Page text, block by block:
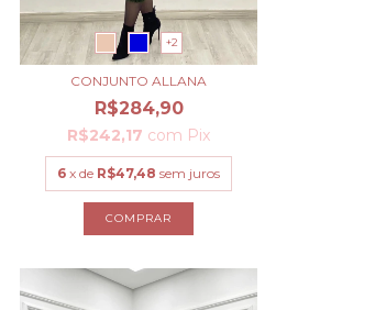
+2
CONJUNTO ALLANA
R$284,90
R$242,17 com Pix
6 x de R$47,48 sem juros
COMPRAR